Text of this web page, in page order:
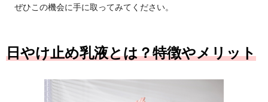
ぜひこの機会に手に取ってみてください。
日やけ止め乳液とは？特徴やメリット